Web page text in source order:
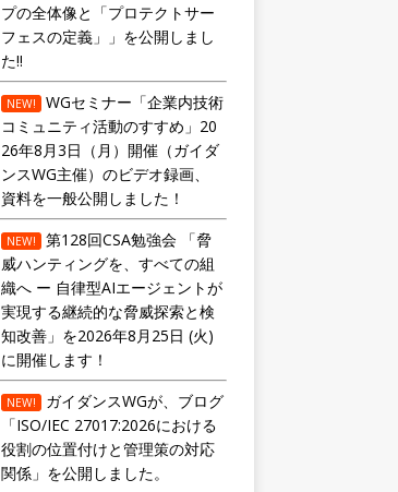
プの全体像と「プロテクトサー
フェスの定義」」を公開しまし
た!!
NEW!
WGセミナー「企業内技術
コミュニティ活動のすすめ」20
26年8月3日（月）開催（ガイダ
ンスWG主催）のビデオ録画、
資料を一般公開しました！
NEW!
第128回CSA勉強会 「脅
威ハンティングを、すべての組
織へ ー 自律型AIエージェントが
実現する継続的な脅威探索と検
知改善」を2026年8月25日 (火)
に開催します！
NEW!
ガイダンスWGが、ブログ
「ISO/IEC 27017:2026における
役割の位置付けと管理策の対応
関係」を公開しました。